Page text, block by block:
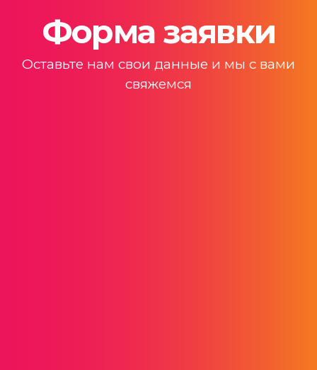
Форма заявки
Оставьте нам свои данные и мы с вами
свяжемся